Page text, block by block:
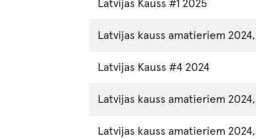
Latvijas Kauss #1 2025
Latvijas kauss amatieriem
Latvijas Kauss #4 2024
Latvijas kauss amatieriem
Latvijas kauss amatieriem